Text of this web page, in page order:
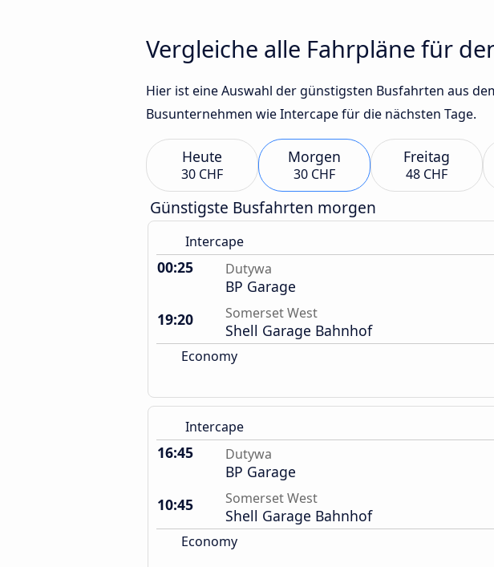
Vergleiche alle Fahrpläne für
Hier ist eine Auswahl der günstigsten Busfahrten aus
Busunternehmen wie Intercape für die nächsten Tage.
Heute
30 CHF
Morgen
30 CHF
Freitag
48 CHF
Günstigste Busfahrten morgen
Intercape
00:25 Dutywa
BP Garage
19:20
Somerset West
Shell Garage Bahnhof
Economy
Intercape
16:45 Dutywa
BP Garage
10:45
Somerset West
Shell Garage Bahnhof
Economy